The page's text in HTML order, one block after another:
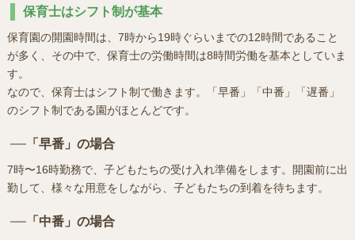
保育士はシフト制が基本
保育園の開園時間は、7時から19時ぐらいまでの12時間であること
が多く、その中で、保育士の労働時間は8時間労働を基本としていま
す。
なので、保育士はシフト制で働きます。「早番」「中番」「遅番」
のシフト制である園がほとんどです。
「早番」の場合
7時〜16時勤務で、子どもたちの受け入れ準備をします。開園前に出
勤して、様々な用意をしながら、子どもたちの到着を待ちます。
「中番」の場合